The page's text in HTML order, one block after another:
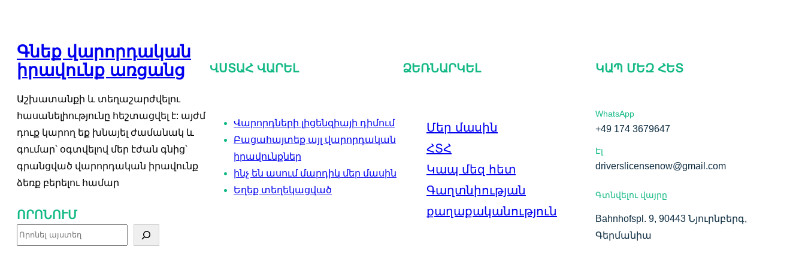
Գնեք վարորդական
իրավունք առցանց
Աշխատանքի և տեղաշարժվելու
հասանելիությունը հեշտացվել է: այժմ
դուք կարող եք խնայել ժամանակ և
գումար՝ օգտվելով մեր էժան գնից՝
գրանցված վարորդական իրավունք
ձեռք բերելու համար
ՈՐՈՆՈՒՄ
Ո
ՎՍՏԱՀ ՎԱՐԵԼ
Վարորդների լիցենզիայի դիմում
Բացահայտեք այլ վարորդական
իրավունքներ
ինչ են ասում մարդիկ մեր մասին
Եղեք տեղեկացված
ՁԵՌՆԱՐԿԵԼ
Մեր մասին
ՀՏՀ
Կապ մեզ հետ
Գաղտնիության
քաղաքականություն
ԿԱՊ ՄԵԶ ՀԵՏ
WhatsApp
+49 174 3679647
Էլ
driverslicensenow@gmail.com
Գտնվելու վայրը
Bahnhofspl. 9, 90443 Նյուրնբերգ,
Գերմանիա